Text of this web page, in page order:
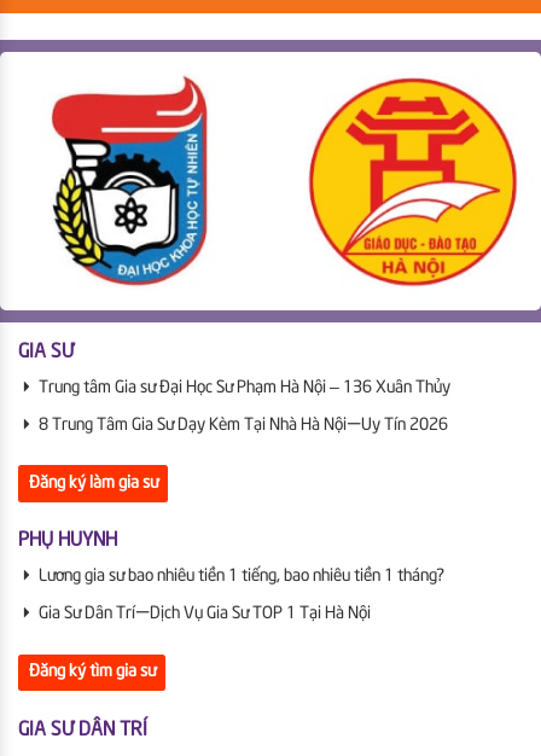
GIA SƯ
Trung tâm Gia sư Đại Học Sư Phạm Hà Nội – 136 Xuân Thủy
8 Trung Tâm Gia Sư Dạy Kèm Tại Nhà Hà Nội | Uy Tín 2026
Đăng ký làm gia sư
PHỤ HUYNH
Lương gia sư bao nhiêu tiền 1 tiếng, bao nhiêu tiền 1 tháng?
Gia Sư Dân Trí | Dịch Vụ Gia Sư TOP 1 Tại Hà Nội
Đăng ký tìm gia sư
GIA SƯ DÂN TRÍ